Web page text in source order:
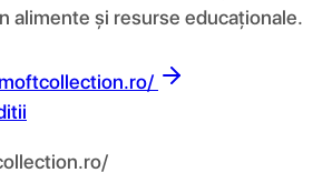
alimente și resurse educaționale.
moftcollection.ro/